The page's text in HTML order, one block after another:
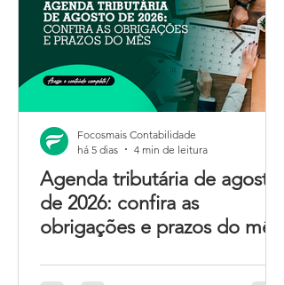
Agenda tributária de agosto
de 2026: confira as
obrigações e prazos do mês
Focosmais Contabilidade
há 5 dias
4 min de leitura